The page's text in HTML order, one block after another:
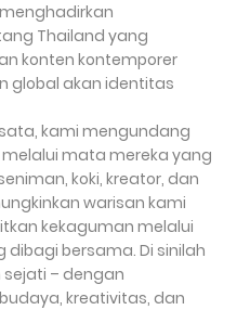
Thailand yang
konten kontemporer
global akan identitas
kami mengundang
mata mereka yang
koki, kreator, dan
warisan kami
kekaguman melalui
bersama. Di sinilah
sejati – dengan
kreativitas, dan